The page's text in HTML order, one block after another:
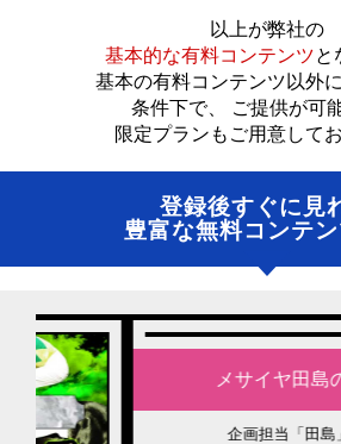
以上が弊社の
基本的な有料コンテンツと
基本の有料コンテンツ以外
条件下で、 ご提供が可
限定プランもご用意して
登録後すぐに見
豊富な無料コンテ
メサイヤ田島のガチン
企画担当「田島」のオリジナ